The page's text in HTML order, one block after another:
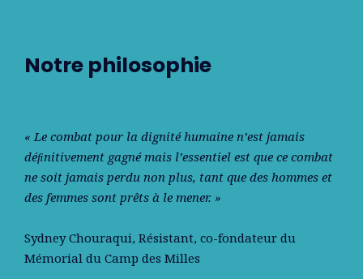
Notre philosophie
« Le combat pour la dignité humaine n’est jamais
déﬁnitivement gagné mais l’essentiel est que ce combat
ne soit jamais perdu non plus, tant que des hommes et
des femmes sont prêts à le mener. »
Sydney Chouraqui, Résistant, co-fondateur du
Mémorial du Camp des Milles